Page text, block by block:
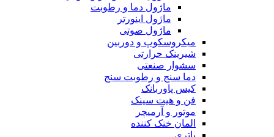
ماژول دما و رطوبت
ماژول اینورتر
ماژول صوتی
میکروسکوپ و دوربین
شیرینک حرارتی
سشوار صنعتی
دما سنج و رطوبت سنج
کیس پاوربانک
فن و هیت سینک
موتور و آرمیچر
المان خنک کننده